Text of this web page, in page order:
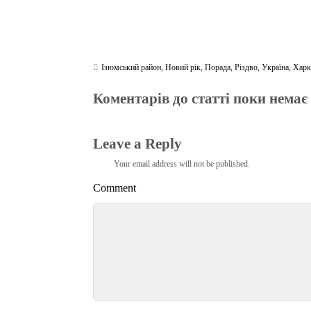
Ізюмський район,Новий рік,Порада,Різдво,Україна,
Коментарів до статті поки немає
Leave a Reply
Your email address will not be published.
Comment